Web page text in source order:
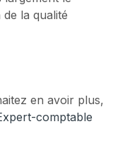
la qualité
en avoir plus,
comptable